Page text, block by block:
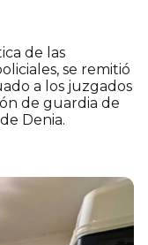
de las
se remitió
a los juzgados
de guardia de
Denia.